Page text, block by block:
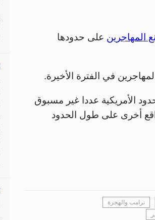
المهاجرين على حدودها
اعترضت دوريات الحدود الأمريكية عددا غير مسبوق
أخرى على طول الحدود
نرامب والهجرة